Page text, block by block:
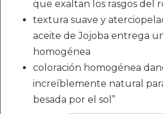
que exaltan los rasgos del
textura suave y
aceite de Jojoba entrega
homogénea
coloración homogénea
increíblemente natural
besada por el sol”